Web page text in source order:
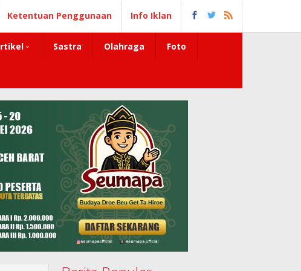
Ketentuan Penggunaan Info Iklan
Sastra Olahraga Foto